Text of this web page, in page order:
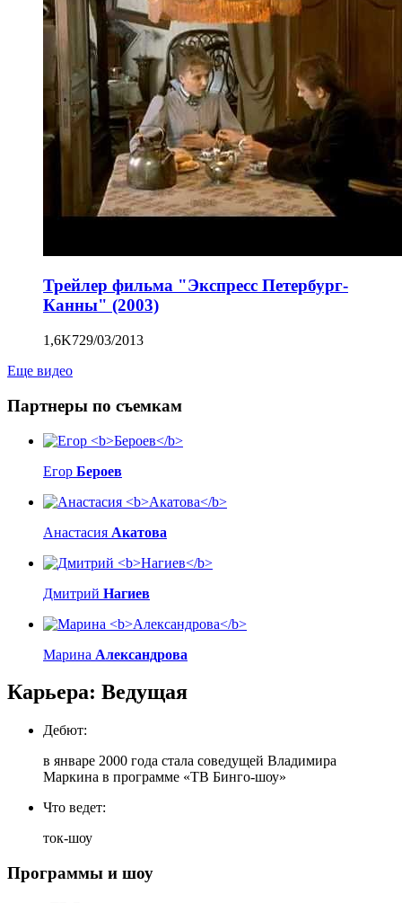
Трейлер фильма "Экспресс Петербург-
Канны" (2003)
1,6K729/03/2013
Еще видео
Партнеры по съемкам
Егор Бероев
Анастасия Акатова
Дмитрий Нагиев
Марина Александрова
Карьера: Ведущая
Дебют:
в январе 2000 года стала соведущей Владимира
Маркина в программе «ТВ Бинго-шоу»
Что ведет:
ток-шоу
Программы и шоу